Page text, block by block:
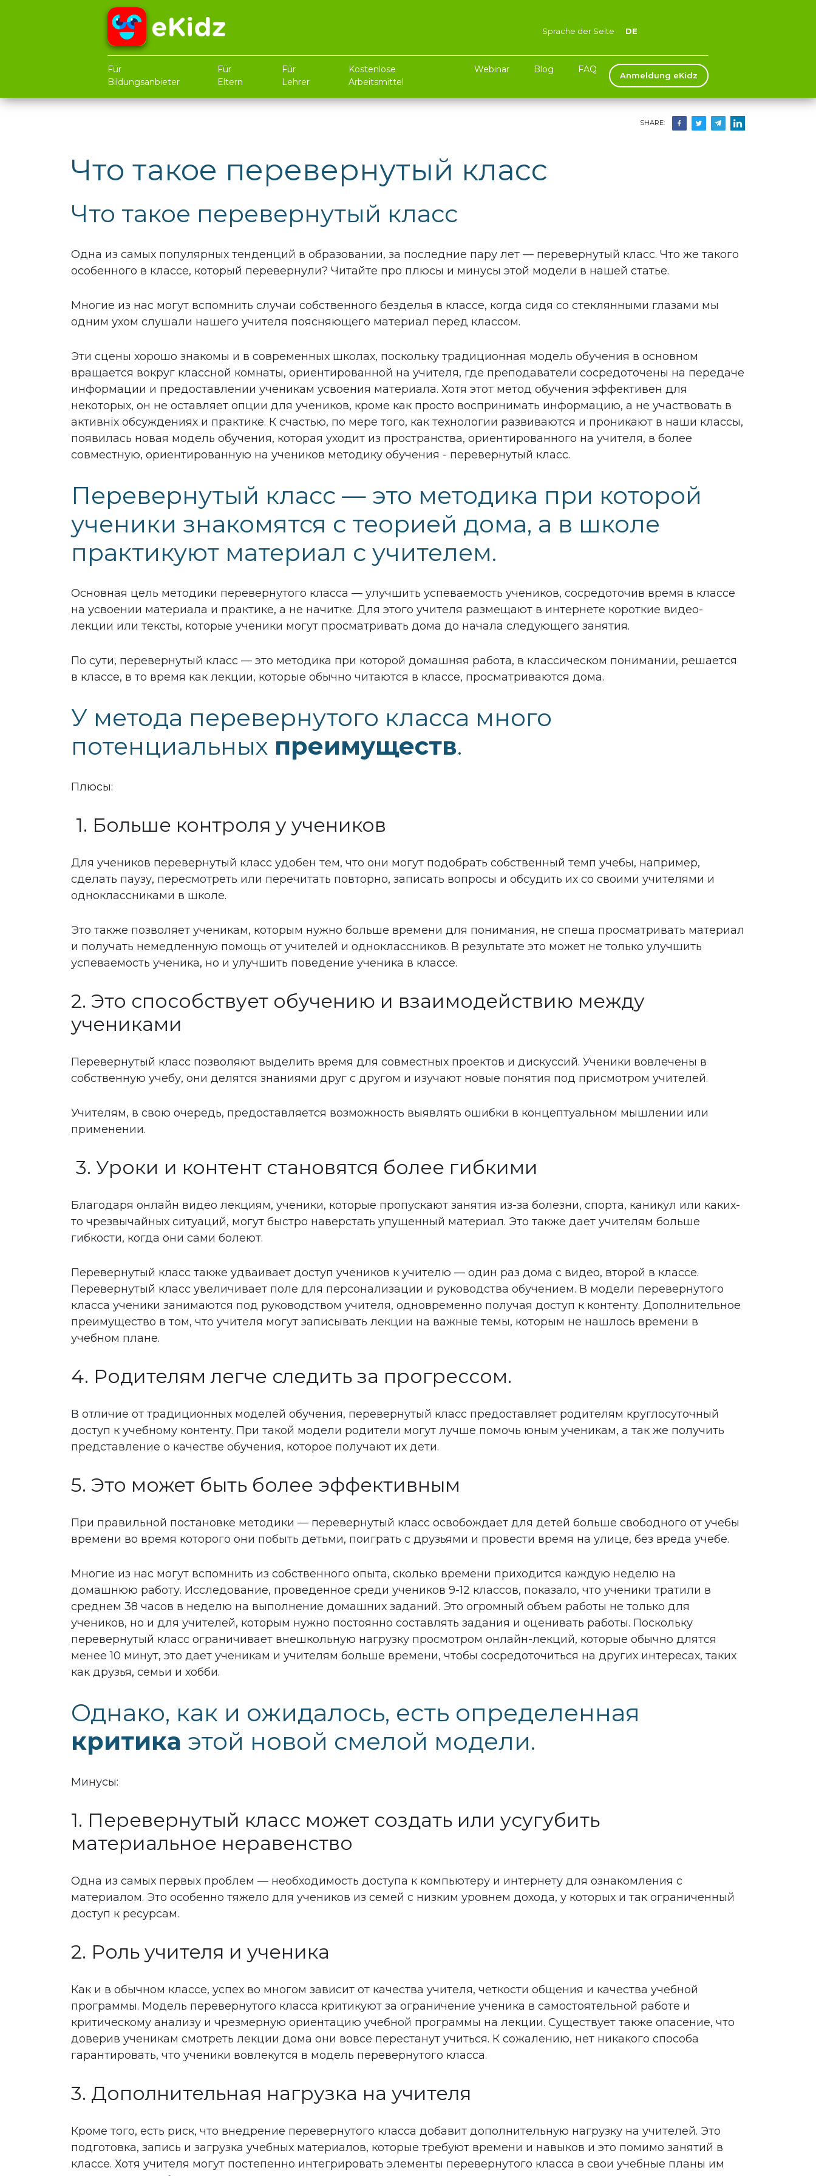
Sprache der Seite DE
Für
Bildungsanbieter
Für
Eltern
Für
Lehrer
Kostenlose
Arbeitsmittel
Webinar Blog FAQ
Anmeldung eKidz
SHARE:
Что такое перевернутый класс
Что такое перевернутый класс
Одна из самых популярных тенденций в образовании, за последние пару лет — перевернутый класс. Что же такого
особенного в классе, который перевернули? Читайте про плюсы и минусы этой модели в нашей статье.
Многие из нас могут вспомнить случаи собственного безделья в классе, когда сидя со стеклянными глазами мы
одним ухом слушали нашего учителя поясняющего материал перед классом.
Эти сцены хорошо знакомы и в современных школах, поскольку традиционная модель обучения в основном
вращается вокруг классной комнаты, ориентированной на учителя, где преподаватели сосредоточены на передаче
информации и предоставлении ученикам усвоения материала. Хотя этот метод обучения эффективен для
некоторых, он не оставляет опции для учеников, кроме как просто воспринимать информацию, а не участвовать в
активніх обсуждениях и практике. К счастью, по мере того, как технологии развиваются и проникают в наши классы,
появилась новая модель обучения, которая уходит из пространства, ориентированного на учителя, в более
совместную, ориентированную на учеников методику обучения - перевернутый класс.
Перевернутый класс — это методика при которой
ученики знакомятся с теорией дома, а в школе
практикуют материал с учителем.
Основная цель методики перевернутого класса — улучшить успеваемость учеников, сосредоточив время в классе
на усвоении материала и практике, а не начитке. Для этого учителя размещают в интернете короткие видео-
лекции или тексты, которые ученики могут просматривать дома до начала следующего занятия.
По сути, перевернутый класс — это методика при которой домашняя работа, в классическом понимании, решается
в классе, в то время как лекции, которые обычно читаются в классе, просматриваются дома.
У метода перевернутого класса много
потенциальных преимуществ.
Плюсы:
1. Больше контроля у учеников
Для учеников перевернутый класс удобен тем, что они могут подобрать собственный темп учебы, например,
сделать паузу, пересмотреть или перечитать повторно, записать вопросы и обсудить их со своими учителями и
одноклассниками в школе.
Это также позволяет ученикам, которым нужно больше времени для понимания, не спеша просматривать материал
и получать немедленную помощь от учителей и одноклассников. В результате это может не только улучшить
успеваемость ученика, но и улучшить поведение ученика в классе.
2. Это способствует обучению и взаимодействию между
учениками
Перевернутый класс позволяют выделить время для совместных проектов и дискуссий. Ученики вовлечены в
собственную учебу, они делятся знаниями друг с другом и изучают новые понятия под присмотром учителей.
Учителям, в свою очередь, предоставляется возможность выявлять ошибки в концептуальном мышлении или
применении.
3. Уроки и контент становятся более гибкими
Благодаря онлайн видео лекциям, ученики, которые пропускают занятия из-за болезни, спорта, каникул или каких-
то чрезвычайных ситуаций, могут быстро наверстать упущенный материал. Это также дает учителям больше
гибкости, когда они сами болеют.
Перевернутый класс также удваивает доступ учеников к учителю — один раз дома с видео, второй в классе.
Перевернутый класс увеличивает поле для персонализации и руководства обучением. В модели перевернутого
класса ученики занимаются под руководством учителя, одновременно получая доступ к контенту. Дополнительное
преимущество в том, что учителя могут записывать лекции на важные темы, которым не нашлось времени в
учебном плане.
4. Родителям легче следить за прогрессом.
В отличие от традиционных моделей обучения, перевернутый класс предоставляет родителям круглосуточный
доступ к учебному контенту. При такой модели родители могут лучше помочь юным ученикам, а так же получить
представление о качестве обучения, которое получают их дети.
5. Это может быть более эффективным
При правильной постановке методики — перевернутый класс освобождает для детей больше свободного от учебы
времени во время которого они побыть детьми, поиграть с друзьями и провести время на улице, без вреда учебе.
Многие из нас могут вспомнить из собственного опыта, сколько времени приходится каждую неделю на
домашнюю работу. Исследование, проведенное среди учеников 9-12 классов, показало, что ученики тратили в
среднем 38 часов в неделю на выполнение домашних заданий. Это огромный объем работы не только для
учеников, но и для учителей, которым нужно постоянно составлять задания и оценивать работы. Поскольку
перевернутый класс ограничивает внешкольную нагрузку просмотром онлайн-лекций, которые обычно длятся
менее 10 минут, это дает ученикам и учителям больше времени, чтобы сосредоточиться на других интересах, таких
как друзья, семьи и хобби.
Однако, как и ожидалось, есть определенная
критика этой новой смелой модели.
Минусы:
1. Перевернутый класс может создать или усугубить
материальное неравенство
Одна из самых первых проблем — необходимость доступа к компьютеру и интернету для ознакомления с
материалом. Это особенно тяжело для учеников из семей с низким уровнем дохода, у которых и так ограниченный
доступ к ресурсам.
2. Роль учителя и ученика
Как и в обычном классе, успех во многом зависит от качества учителя, четкости общения и качества учебной
программы. Модель перевернутого класса критикуют за ограничение ученика в самостоятельной работе и
критическому анализу и чрезмерную ориентацию учебной программы на лекции. Существует также опасение, что
доверив ученикам смотреть лекции дома они вовсе перестанут учиться. К сожалению, нет никакого способа
гарантировать, что ученики вовлекутся в модель перевернутого класса.
3. Дополнительная нагрузка на учителя
Кроме того, есть риск, что внедрение перевернутого класса добавит дополнительную нагрузку на учителей. Это
подготовка, запись и загрузка учебных материалов, которые требуют времени и навыков и это помимо занятий в
классе. Хотя учителя могут постепенно интегрировать элементы перевернутого класса в свои учебные планы им